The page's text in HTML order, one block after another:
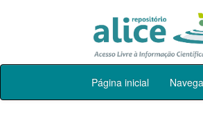
Skip
Página inicial